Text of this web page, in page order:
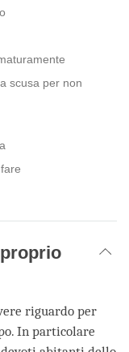
scusa per non
riguardo per
In particolare